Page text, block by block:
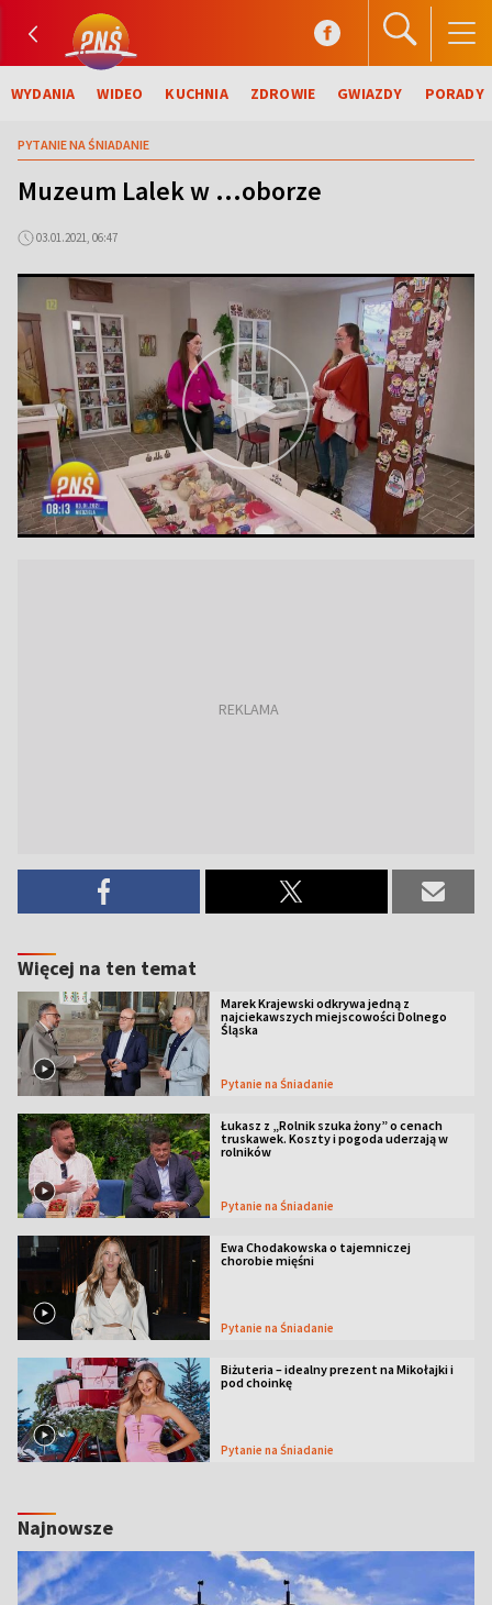
WYDANIA WIDEO KUCHNIA ZDROWIE GWIAZDY PORADY
PYTANIE NA ŚNIADANIE
Muzeum Lalek w …oborze
03.01.2021, 06:47
Więcej na ten temat
Marek Krajewski odkrywa jedną z
najciekawszych miejscowości Dolnego
Śląska
Pytanie na Śniadanie
Łukasz z „Rolnik szuka żony” o cenach
truskawek. Koszty i pogoda uderzają w
rolników
Pytanie na Śniadanie
Ewa Chodakowska o tajemniczej
chorobie mięśni
Pytanie na Śniadanie
Biżuteria – idealny prezent na Mikołajki i
pod choinkę
Pytanie na Śniadanie
Najnowsze